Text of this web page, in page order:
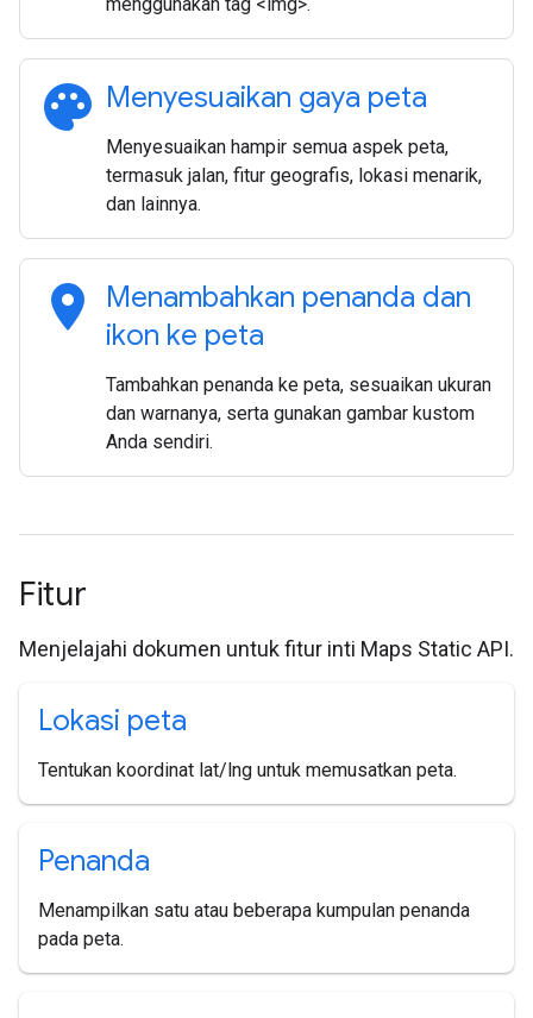
palette Menyesuaikan gaya peta
Menyesuaikan hampir semua aspek peta,
termasuk jalan, fitur geografis, lokasi menarik,
dan lainnya.
location_on
Menambahkan penanda dan
ikon ke peta
Tambahkan penanda ke peta, sesuaikan ukuran
dan warnanya, serta gunakan gambar kustom
Anda sendiri.
Fitur
Menjelajahi dokumen untuk fitur inti Maps Static API.
Lokasi peta
Tentukan koordinat lat/lng untuk memusatkan peta.
Penanda
Menampilkan satu atau beberapa kumpulan penanda
pada peta.